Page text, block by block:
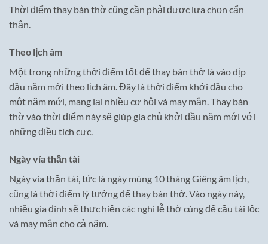
Thời điểm thay bàn thờ cũng cần phải được lựa chọn cẩn
thận.
Theo lịch âm
Một trong những thời điểm tốt để thay bàn thờ là vào dịp
đầu năm mới theo lịch âm. Đây là thời điểm khởi đầu cho
một năm mới, mang lại nhiều cơ hội và may mắn. Thay bàn
thờ vào thời điểm này sẽ giúp gia chủ khởi đầu năm mới với
những điều tích cực.
Ngày vía thần tài
Ngày vía thần tài, tức là ngày mùng 10 tháng Giêng âm lịch,
cũng là thời điểm lý tưởng để thay bàn thờ. Vào ngày này,
nhiều gia đình sẽ thực hiện các nghi lễ thờ cúng để cầu tài lộc
và may mắn cho cả năm.